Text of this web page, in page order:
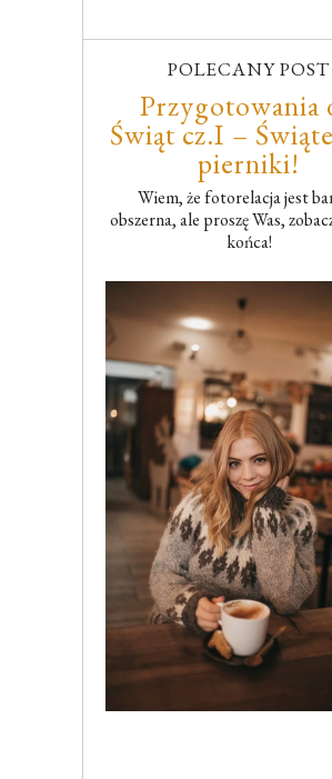
POLECANY POST
Przygotowania
Świąt cz.I –
pierniki!
Wiem, że fotorelacja jest
obszerna, ale proszę Was,
końca!